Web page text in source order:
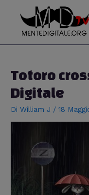
contenuto
Totoro
Digitale
DiWilliam J /18